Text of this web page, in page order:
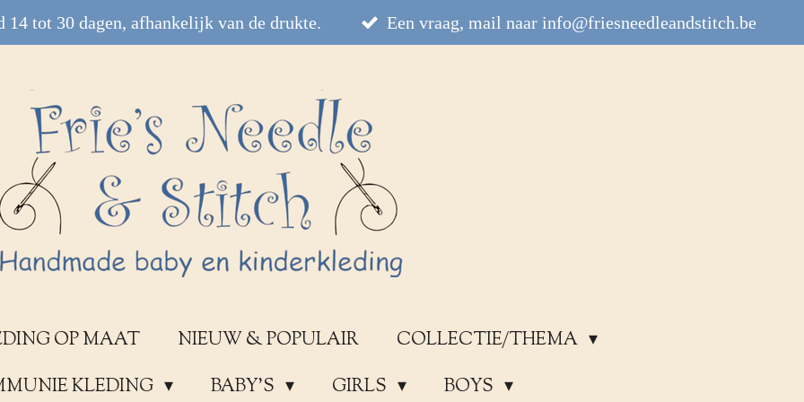
14 tot 30 dagen, afhankelijk van de drukte. Een vraag, mail naar info@friesneedleandstitch.be
OP MAAT NIEUW & POPULAIR
COLLECTIE/THEMA
KLEDING
BABY'S GIRLS
BOYS